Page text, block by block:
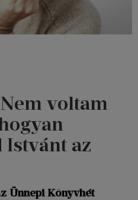
voltam
Istvánt az
Ünnepi Könyvhét